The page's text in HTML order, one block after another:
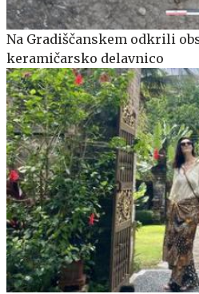
Na Gradiščanskem odkrili
keramičarsko delavnico